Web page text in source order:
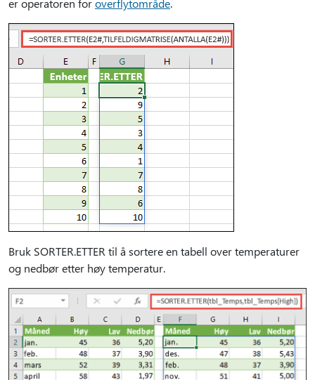
er operatoren foroverflytområde.
Bruk SORTER.ETTER til å sortere en tabell over temperaturer
og nedbør etter høy temperatur.